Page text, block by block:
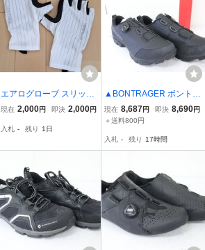
エアログローブ スリップ
オン フィット ハーフフィ
現在 2,000円 即決 2,000円
入札 - 残り 1日
▲BONTRAGER ボントレ
ガー Evoke EU41 サイズ
26.3cm MTB ビンディン
現在 8,687円 即決 8,690円
＋送料800円
入札 - 残り 17時間